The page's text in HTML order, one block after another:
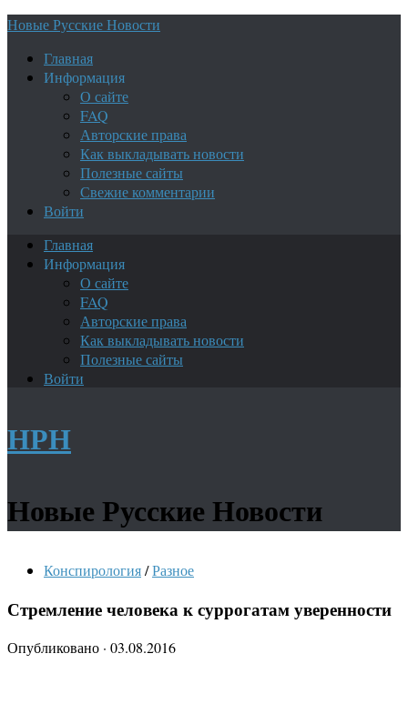
Новые Русские Новости
Главная
Информация
О сайте
FAQ
Авторские права
Как выкладывать новости
Полезные сайты
Свежие комментарии
Войти
Главная
Информация
О сайте
FAQ
Авторские права
Как выкладывать новости
Полезные сайты
Войти
НРН
Новые Русские Новости
Конспирология/Разное
Стремление человека к суррогатам уверенности
Опубликовано · 03.08.2016